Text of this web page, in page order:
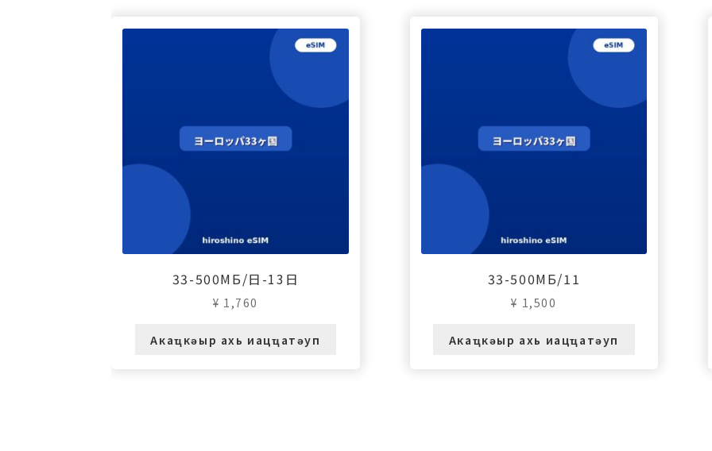
33-500МБ/日-13日
¥ 1,760
Акаҵкәыр ахь иацҵатәуп
33-500МБ/11
¥ 1,500
Акаҵкәыр ахь иацҵатәуп